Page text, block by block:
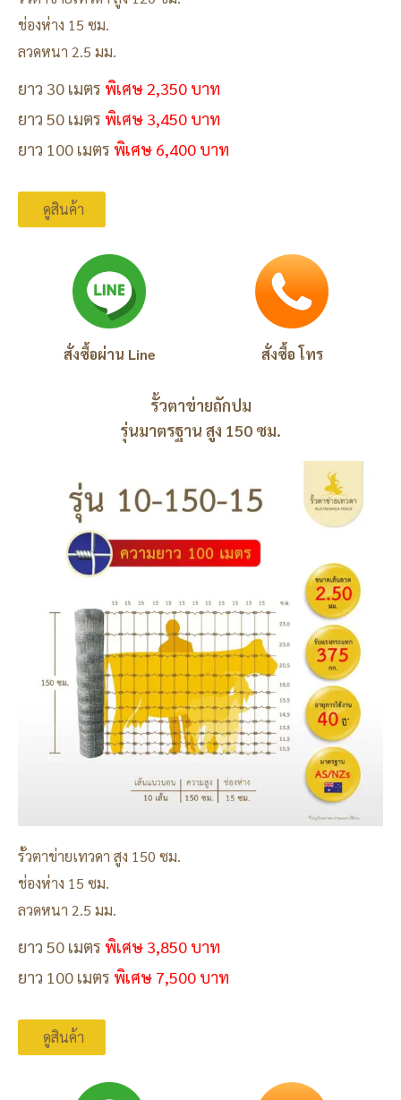
ช่องห่าง 15 ซม.
ลวดหนา 2.5 มม.
ยาว 30 เมตร พิเศษ 2,350 บาท
ยาว 50 เมตร พิเศษ 3,450 บาท
ยาว 100 เมตร พิเศษ 6,400 บาท
ดูสินค้า
สั่งซื้อผ่าน Line สั่งซื้อ โทร
รั้วตาข่ายถักปม
รุ่นมาตรฐาน สูง 150 ซม.
รั้วตาข่ายเทวดา สูง 150 ซม.
ช่องห่าง 15 ซม.
ลวดหนา 2.5 มม.
ยาว 50 เมตร พิเศษ 3,850 บาท
ยาว 100 เมตร พิเศษ 7,500 บาท
ดูสินค้า